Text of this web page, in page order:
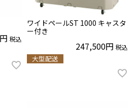
税込
ワイドペールST 1000 キャスタ
ー付き
247,500 税込
大型配送